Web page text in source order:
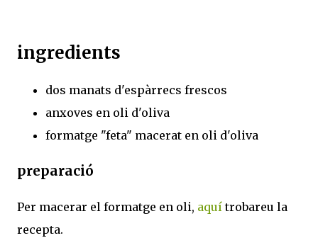
ingredients
dos manats d'espàrrecs frescos
anxoves en oli d'oliva
formatge "feta" macerat en oli d'oliva
preparació
Per macerar el formatge en oli, aquítrobareu la
recepta.